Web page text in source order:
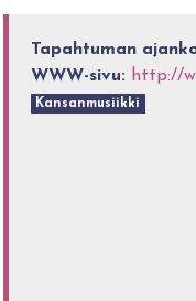
Tapahtuman
WWW-sivu: http://
Kansanmusiikki